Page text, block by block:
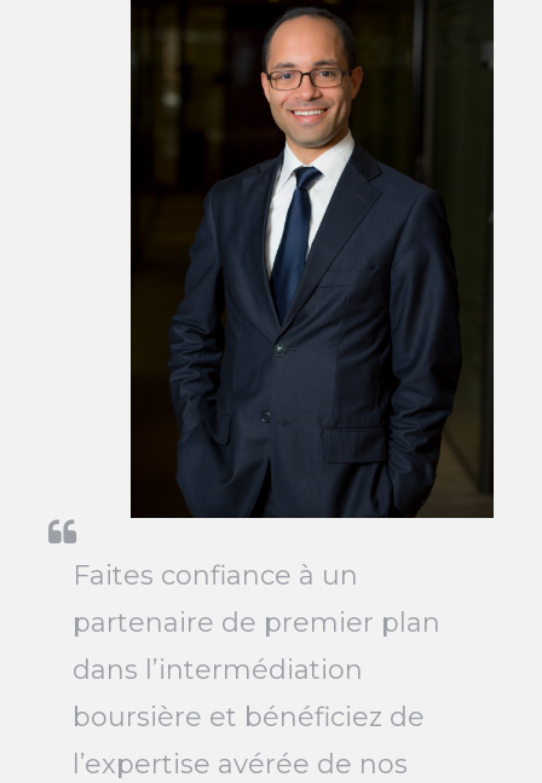
Faites confiance à un
partenaire de premier plan
dans l’intermédiation
boursière et bénéficiez de
l’expertise avérée de nos